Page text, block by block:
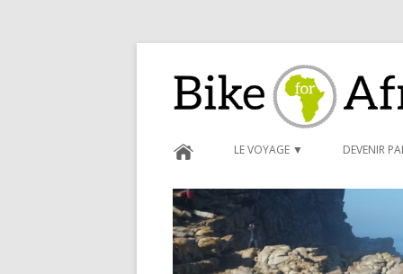
Bike for Africa
LE VOYAGE ▼
BLOG ►
DEVENIR
CARNET